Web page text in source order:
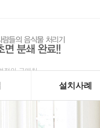
설치사례